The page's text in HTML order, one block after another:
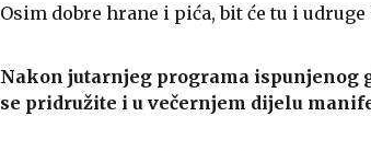
Osim dobre hrane i pića, bit će tu i
Nakon jutarnjeg programa ispunjenog
se pridružite i u večernjem dijelu